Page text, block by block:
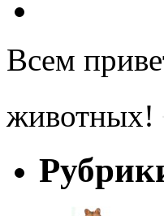
Всем
животных!